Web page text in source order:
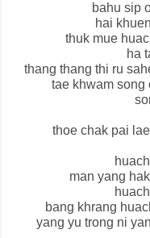
bahu sip
hai
thuk mue
ha
thang thang thi ru
tae khwam song
thoe chak pai
man yang
bang khrang
yang yu trong ni